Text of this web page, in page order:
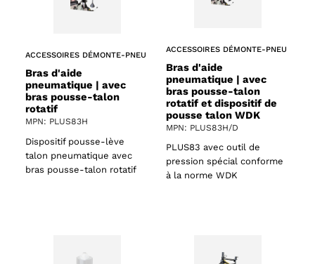
ACCESSOIRES DÉMONTE-PNEU
Bras d'aide
pneumatique | avec
bras pousse-talon
rotatif
MPN: PLUS83H
Dispositif pousse-lève
talon pneumatique avec
bras pousse-talon rotatif
ACCESSOIRES DÉMONTE-PNEU
Bras d'aide
pneumatique | avec
bras pousse-talon
rotatif et dispositif de
pousse talon WDK
MPN: PLUS83H/D
PLUS83 avec outil de
pression spécial conforme
à la norme WDK